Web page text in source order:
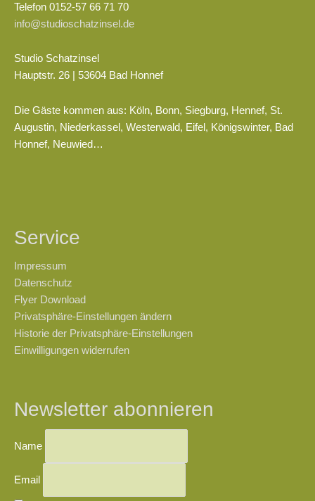
Telefon 0152-57 66 71 70
info@studioschatzinsel.de
Studio Schatzinsel
Hauptstr. 26 | 53604 Bad Honnef
Die Gäste kommen aus: Köln, Bonn, Siegburg, Hennef, St.
Augustin, Niederkassel, Westerwald, Eifel, Königswinter, Bad
Honnef, Neuwied…
Service
Impressum
Datenschutz
Flyer Download
Privatsphäre-Einstellungen ändern
Historie der Privatsphäre-Einstellungen
Einwilligungen widerrufen
Newsletter abonnieren
Name
Email